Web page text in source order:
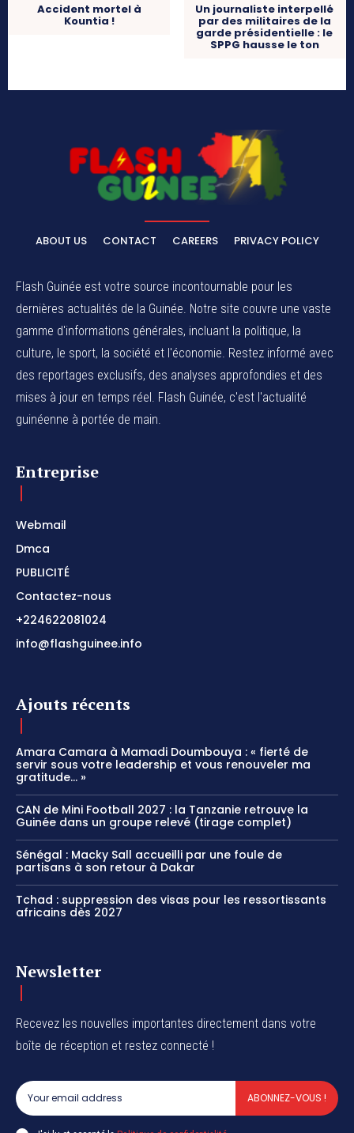
Accident mortel à
Kountia !
Un journaliste interpellé
par des militaires de la
garde présidentielle : le
SPPG hausse le ton
ABOUT US CONTACT CAREERS PRIVACY POLICY
Flash Guinée est votre source incontournable pour les
dernières actualités de la Guinée. Notre site couvre une vaste
gamme d'informations générales, incluant la politique, la
culture, le sport, la société et l'économie. Restez informé avec
des reportages exclusifs, des analyses approfondies et des
mises à jour en temps réel. Flash Guinée, c'est l'actualité
guinéenne à portée de main.
Entreprise
Webmail
Dmca
PUBLICITÉ
Contactez-nous
+224622081024
info@flashguinee.info
Ajouts récents
Amara Camara à Mamadi Doumbouya : « fierté de
servir sous votre leadership et vous renouveler ma
gratitude… »
CAN de Mini Football 2027 : la Tanzanie retrouve la
Guinée dans un groupe relevé (tirage complet)
Sénégal : Macky Sall accueilli par une foule de
partisans à son retour à Dakar
Tchad : suppression des visas pour les ressortissants
africains dès 2027
Newsletter
Recevez les nouvelles importantes directement dans votre
boîte de réception et restez connecté !
ABONNEZ-VOUS !